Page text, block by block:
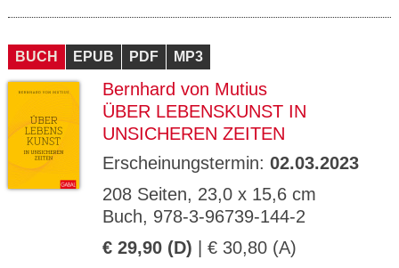
BUCH EPUB PDF MP3
Bernhard von Mutius
ÜBER LEBENSKUNST IN
UNSICHEREN ZEITEN
Erscheinungstermin: 02.03.2023
208 Seiten, 23,0 x 15,6 cm
Buch, 978-3-96739-144-2
€ 29,90 (D) | € 30,80 (A)